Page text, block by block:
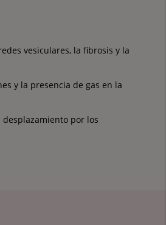
vesiculares, la fibrosis y la
y la presencia de gas en la
por los